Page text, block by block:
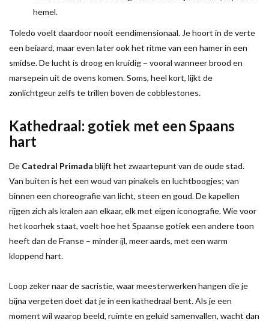
hemel.
Toledo voelt daardoor nooit eendimensionaal. Je hoort in de verte
een beiaard, maar even later ook het ritme van een hamer in een
smidse. De lucht is droog en kruidig – vooral wanneer brood en
marsepein uit de ovens komen. Soms, heel kort, lijkt de
zonlichtgeur zelfs te trillen boven de cobblestones.
Kathedraal: gotiek met een Spaans
hart
De Catedral Primada blijft het zwaartepunt van de oude stad.
Van buiten is het een woud van pinakels en luchtboogjes; van
binnen een choreografie van licht, steen en goud. De kapellen
rijgen zich als kralen aan elkaar, elk met eigen iconografie. Wie voor
het koorhek staat, voelt hoe het Spaanse gotiek een andere toon
heeft dan de Franse – minder ijl, meer aards, met een warm
kloppend hart.
Loop zeker naar de sacristie, waar meesterwerken hangen die je
bijna vergeten doet dat je in een kathedraal bent. Als je een
moment wil waarop beeld, ruimte en geluid samenvallen, wacht dan